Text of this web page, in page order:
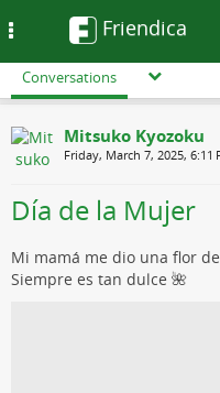
Friendica
Conversations
Mitsuko Kyozoku
Friday, March 7, 2025, 6:11
Día de la Mujer
Mi mamá me dio una flor
Siempre es tan dulce 🌺